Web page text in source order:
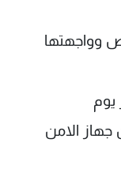
وواجهتها
يوم
الامن